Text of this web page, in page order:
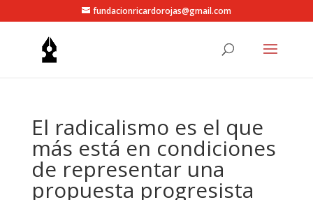
fundacionricardorojas@gmail.com
El radicalismo es el que
más está en condiciones
de representar una
propuesta progresista